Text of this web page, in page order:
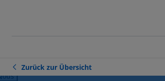
Zurück zur Übersicht